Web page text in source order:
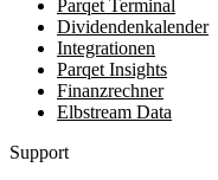
Parqet Terminal
Dividendenkalender
Integrationen
Parqet Insights
Finanzrechner
Elbstream Data
Support